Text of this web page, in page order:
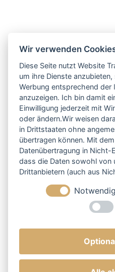
Wir verwenden
Diese Seite nutzt Website
um ihre Dienste
Werbung entsprechend der
anzuzeigen. Ich bin damit
Einwilligung jederzeit mit
oder ändern.Wir weisen
in Drittstaaten ohne
übertragen können. Mit
Datenübertragung in Nicht-
dass die Daten sowohl von
Drittanbietern (auch aus
selbstverständlich jederzeit
Notwendig